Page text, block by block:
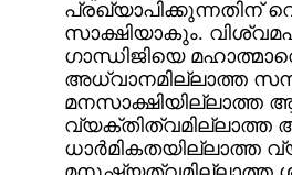
പ്രഖ്യാപിക്കുന്നതിന്
സാക്ഷിയാകും.
ഗാന്ധിജിയെ
അധ്വാനമില്ലാത്ത
മനസാക്ഷിയില്ലാത്ത
വ്യക്തിത്വമില്ലാത്ത
ധാര്‍മികതയില്ലാത്ത